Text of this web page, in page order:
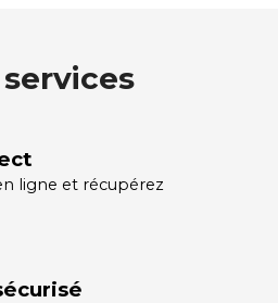
services
ligne et récupérez